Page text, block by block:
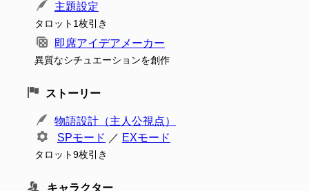
主題設定
タロット1枚引き
即席アイデアメーカー
異質なシチュエーションを創作
ストーリー
物語設計（主人公視点）
SPモード ／ EXモード
タロット9枚引き
キャラクター